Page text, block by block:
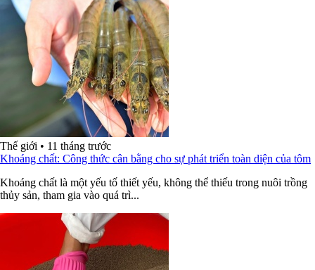
Thế giới • 11 tháng trước
Khoáng chất: Công thức cân bằng cho sự phát triển toàn diện của tôm
Khoáng chất là một yếu tố thiết yếu, không thể thiếu trong nuôi trồng
thủy sản, tham gia vào quá trì...